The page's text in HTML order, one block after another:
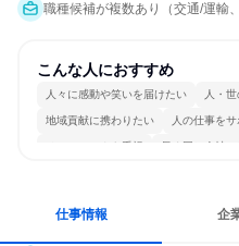
職種候補が複数あり（交通/運輸
こんな人におすすめ
人々に感動や笑いを届けたい 人・
地域貢献に携わりたい 人の仕事を
チームワークを重視 長く同じ会社に
仕事情報 企